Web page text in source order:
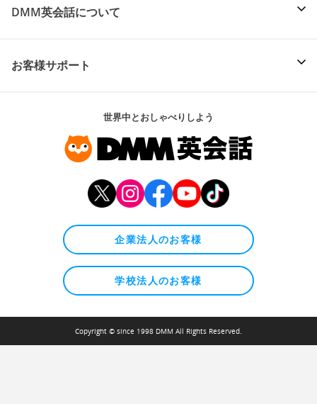
DMM英会話について
お客様サポート
世界中とおしゃべりしよう
企業法人のお客様
学校法人のお客様
Copyright © since 1998 DMM All Rights Reserved.